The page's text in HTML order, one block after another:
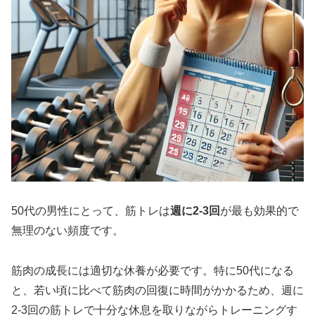
50代の男性にとって、筋トレは週に2-3回 が最も効果的で
無理のない頻度です。
筋肉の成長には適切な休養が必要です。特に50代になる
と、若い頃に比べて筋肉の回復に時間がかかるため、週に
2-3回の筋トレで十分な休息を取りながらトレーニングす